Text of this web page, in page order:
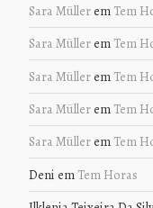
Sara Müllerem Tem
Sara Müllerem Tem
Sara Müllerem Tem
Sara Müllerem Tem
Sara Müllerem Tem
Deni em Tem Horas